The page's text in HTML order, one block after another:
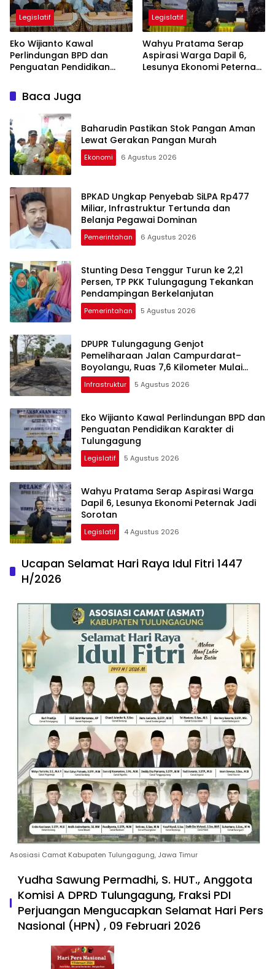
Legislatif
Eko Wijianto Kawal
Perlindungan BPD dan
Penguatan Pendidikan
Legislatif
Wahyu Pratama Serap
Aspirasi Warga Dapil 6,
Lesunya Ekonomi Peternak
Baca Juga
Baharudin Pastikan Stok Pangan Aman
Lewat Gerakan Pangan Murah
Ekonomi 6 Agustus 2026
BPKAD Ungkap Penyebab SiLPA Rp477
Miliar, Infrastruktur Tertunda dan
Belanja Pegawai Dominan
Pemerintahan 6 Agustus 2026
Stunting Desa Tenggur Turun ke 2,21
Persen, TP PKK Tulungagung Tekankan
Pendampingan Berkelanjutan
Pemerintahan 5 Agustus 2026
DPUPR Tulungagung Genjot
Pemeliharaan Jalan Campurdarat–
Boyolangu, Ruas 7,6 Kilometer Mulai
Diperbaiki
Infrastruktur 5 Agustus 2026
Eko Wijianto Kawal Perlindungan BPD dan
Penguatan Pendidikan Karakter di
Tulungagung
Legislatif 5 Agustus 2026
Wahyu Pratama Serap Aspirasi Warga
Dapil 6, Lesunya Ekonomi Peternak Jadi
Sorotan
Legislatif 4 Agustus 2026
Ucapan Selamat Hari Raya Idul Fitri 1447
H/2026
Asosiasi Camat Kabupaten Tulungagung, Jawa Timur
Yudha Sawung Permadhi, S. HUT., Anggota
Komisi A DPRD Tulungagung, Fraksi PDI
Perjuangan Mengucapkan Selamat Hari Pers
Nasional (HPN) , 09 Februari 2026